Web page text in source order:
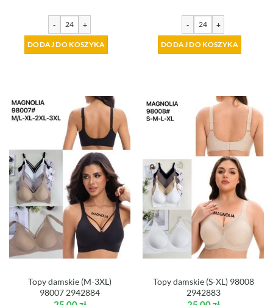
- +
DODAJ DO KOSZYKA
- +
DODAJ DO KOSZYKA
Topy damskie (M-3XL)
98007 2942884
Topy damskie (S-XL) 98008
2942883